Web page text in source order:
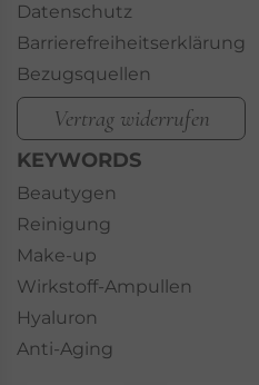
Datenschutz
Barrierefreiheitserklärung
Bezugsquellen
Vertrag widerrufen
KEYWORDS
Beautygen
Reinigung
Make-up
Wirkstoff-Ampullen
Hyaluron
Anti-Aging